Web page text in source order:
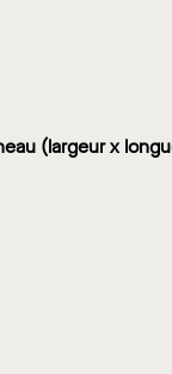
(largeur x